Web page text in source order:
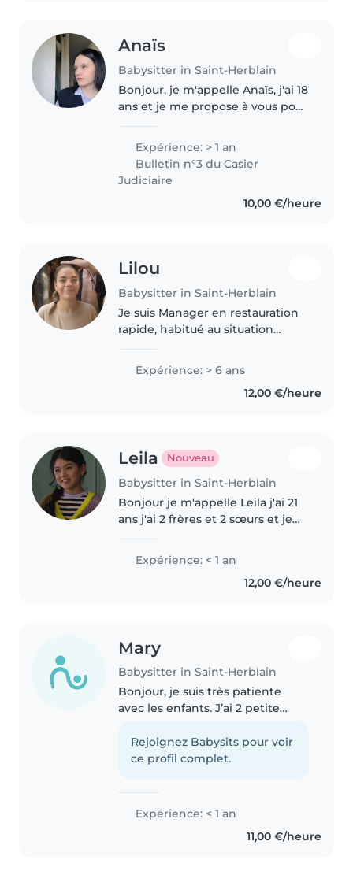
Anaïs
Babysitter in Saint-Herblain
Bonjour, je m'appelle Anaïs, j'ai 18
ans et je me propose à vous pour
déjà de l'expérience en baby-
sitting et j'ai fait 3 stages en
école primaire, ce..
Expérience: > 1 an
Bulletin n°3 du Casier
Judiciaire
10,00 €/heure
Lilou
Babysitter in Saint-Herblain
Je suis Manager en restauration
rapide, habitué au situation
Je viens d'une famille
nombreuse et j'ai effectué de
nombreux baby sitting avec des
Expérience: > 6 ans
12,00 €/heure
Leila Nouveau
Babysitter in Saint-Herblain
Bonjour je m'appelle Leila j'ai 21
ans j'ai 2 frères et 2 sœurs et je
avec les enfants . Si vous avez
Expérience: < 1 an
12,00 €/heure
Mary
Babysitter in Saint-Herblain
Bonjour, je suis très patiente
avec les enfants. J’ai 2 petite
depuis mes 9 ans je garde mes
petit cousin et cousine. Les
Rejoignez Babysits pour voir
ce profil complet.
Expérience: < 1 an
11,00 €/heure